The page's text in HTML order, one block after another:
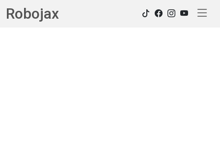
Robojax